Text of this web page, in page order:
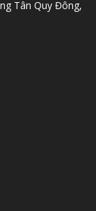
Tân Quy Đông,